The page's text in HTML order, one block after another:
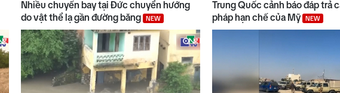
Nhiều chuyến bay tại Đức chuyển hướng
do vật thể lạ gần đường băng
NEW
Trung Quốc cảnh báo đáp trả
pháp hạn chế của Mỹ
NEW